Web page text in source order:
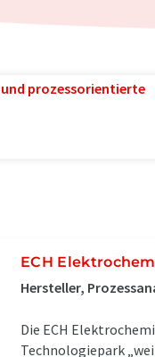
prozessorientierte
ECH
Hersteller,
Die ECH
Technologiepark